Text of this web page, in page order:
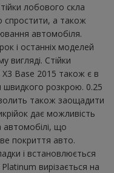
лобового скла
спростити, а також
автомобіля.
і останніх моделей
вигляді. Стійки
Base 2015 також є в
розкрою. 0.25
також заощадити
дає можливість
автомобілі, що
покриття авто.
і встановлюється
вирізається на